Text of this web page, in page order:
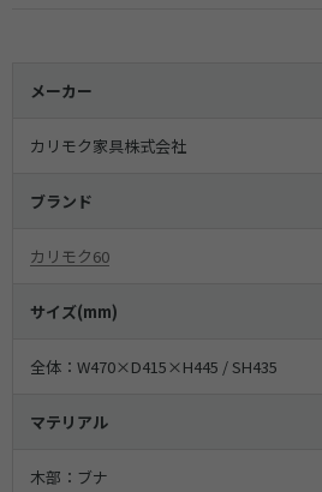
メーカー
カリモク家具株式会社
ブランド
カリモク60
サイズ(mm)
全体：W470×D415×H445 / SH435
マテリアル
木部：ブナ